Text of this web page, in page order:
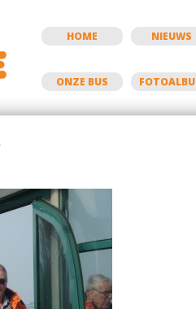
HOME NIEUWS
ONZE BUS